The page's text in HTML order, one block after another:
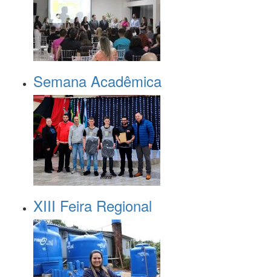
Semana Acadêmica
XIII Feira Regional